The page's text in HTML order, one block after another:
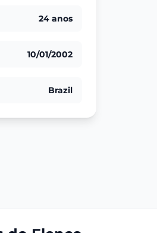
24 anos
10/01/2002
Brazil